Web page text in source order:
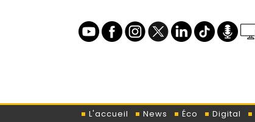
L'accueil News Éco Digital